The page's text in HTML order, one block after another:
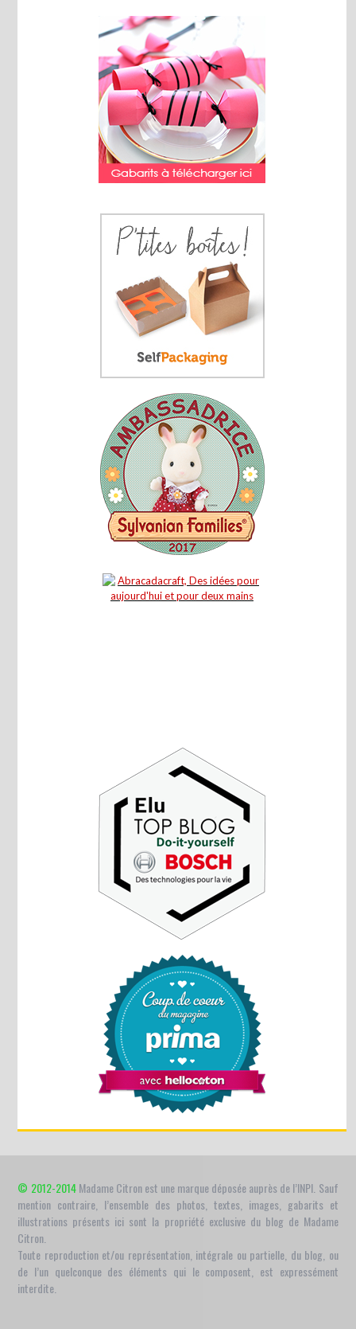
© 2012-2014Madame Citron est une marque déposée auprès de l’INPI. Sauf
mention contraire, l’ensemble des photos, textes, images, gabarits et
illustrations présents ici sont la propriété exclusive du blog de Madame
Citron.
Toute reproduction et/ou représentation, intégrale ou partielle, du blog, ou
de l’un quelconque des éléments qui le composent, est expressément
interdite.